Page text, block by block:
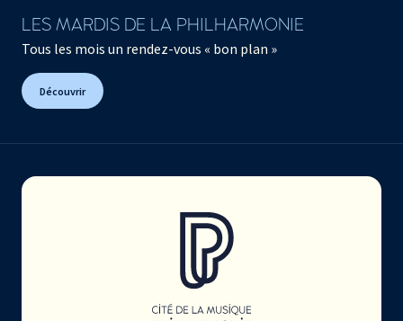
LES MARDIS DE LA PHILHARMONIE
Tous les mois un rendez-vous « bon plan »
Découvrir